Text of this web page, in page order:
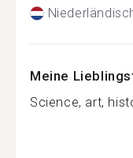
Meine
Science, art,